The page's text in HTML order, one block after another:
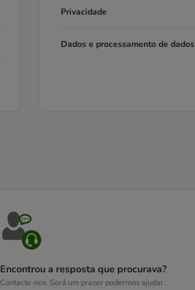
Privacidade
Dados e processamento de dados
Encontrou a resposta que procurava?
Contacte-nos. Será um prazer podermos ajudar.